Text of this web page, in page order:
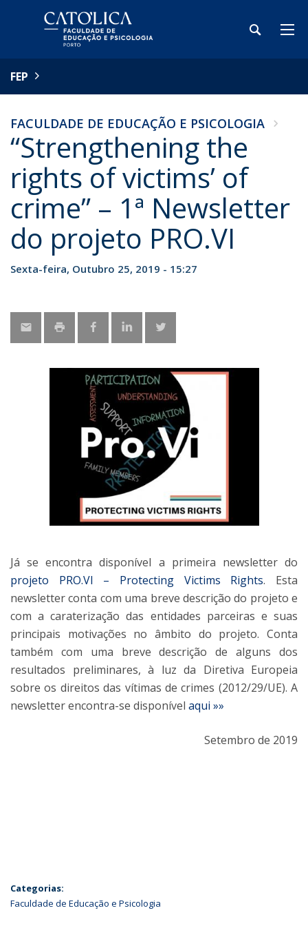
FEP
FACULDADE DE EDUCAÇÃO E PSICOLOGIA
“Strengthening the
rights of victims’ of
crime” – 1ª Newsletter
do projeto PRO.VI
Sexta-feira, Outubro 25, 2019 - 15:27
Já se encontra disponível a primeira newsletter do
projeto PRO.VI – Protecting Victims Rights. Esta
newsletter conta com uma breve descrição do projeto e
com a caraterização das entidades parceiras e suas
principais motivações no âmbito do projeto. Conta
também com uma breve descrição de alguns dos
resultados preliminares, à luz da Diretiva Europeia
sobre os direitos das vítimas de crimes (2012/29/UE). A
newsletter encontra-se disponível aqui »»
Setembro de 2019
Categorias:
Faculdade de Educação e Psicologia